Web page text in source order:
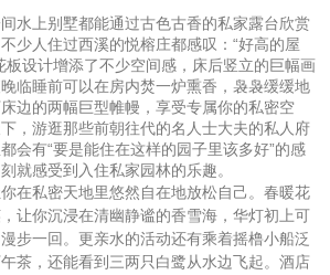
水上别墅都能通过古色古香的私家露台欣赏
少人住过西溪的悦榕庄都感叹：“好高的屋
板设计增添了不少空间感，床后竖立的巨幅画
临睡前可以在房内焚一炉熏香，袅袅缓缓地
边的两幅巨型帷幔，享受专属你的私密空
，游逛那些前朝往代的名人士大夫的私人府
会有“要是能住在这样的园子里该多好”的感
就感受到入住私家园林的乐趣。
在私密天地里悠然自在地放松自己。春暖花
让你沉浸在清幽静谧的香雪海，华灯初上可
步一回。更亲水的活动还有乘着摇橹小船泛
茶，还能看到三两只白鹭从水边飞起。酒店